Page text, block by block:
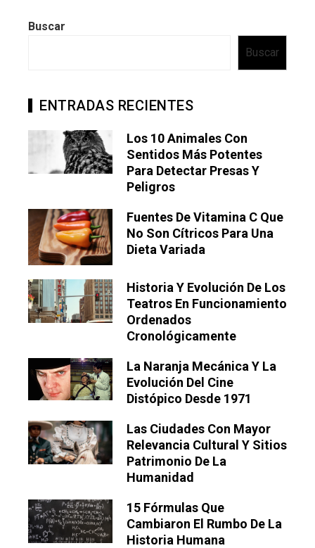
Buscar
Buscar
ENTRADAS RECIENTES
Los 10 Animales Con
Sentidos Más Potentes
Para Detectar Presas Y
Peligros
Fuentes De Vitamina C Que
No Son Cítricos Para Una
Dieta Variada
Historia Y Evolución De Los
Teatros En Funcionamiento
Ordenados
Cronológicamente
La Naranja Mecánica Y La
Evolución Del Cine
Distópico Desde 1971
Las Ciudades Con Mayor
Relevancia Cultural Y Sitios
Patrimonio De La
Humanidad
15 Fórmulas Que
Cambiaron El Rumbo De La
Historia Humana